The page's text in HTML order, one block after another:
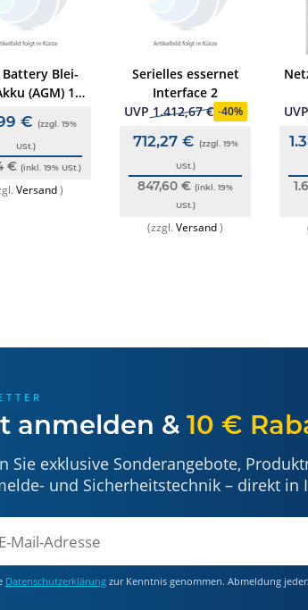
Battery Blei-
(AGM) 12V
VdS-
zertifiziert,
€ (zzgl. 19%
USt.)
€ (inkl. 19% USt.)
Versand)
Serielles essernet
Interface 2
UVP 1.412,67 € -40%
712,27 € (zzgl. 19%
USt.)
847,60 € (inkl. 19%
USt.)
(zzgl.Versand)
UVP
anmelden & 10 €
Sie exklusive Sonderangebote,
und Sicherheitstechnik – direkt in
Datenschutzerklärung zur Kenntnis genommen. Abmeldung